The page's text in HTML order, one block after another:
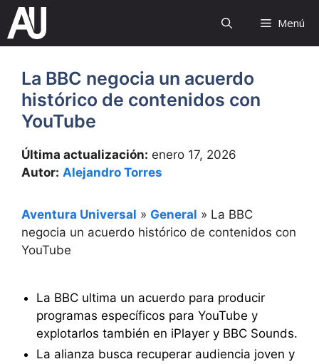
Saltar
contenido
Menú
La BBC negocia un acuerdo
histórico de contenidos con
YouTube
Última actualización: enero 17, 2026
Autor: Alejandro Torres
Aventura Universal » General » La BBC
negocia un acuerdo histórico de contenidos con
YouTube
La BBC ultima un acuerdo para producir
programas específicos para YouTube y
explotarlos también en iPlayer y BBC Sounds.
La alianza busca recuperar audiencia joven y